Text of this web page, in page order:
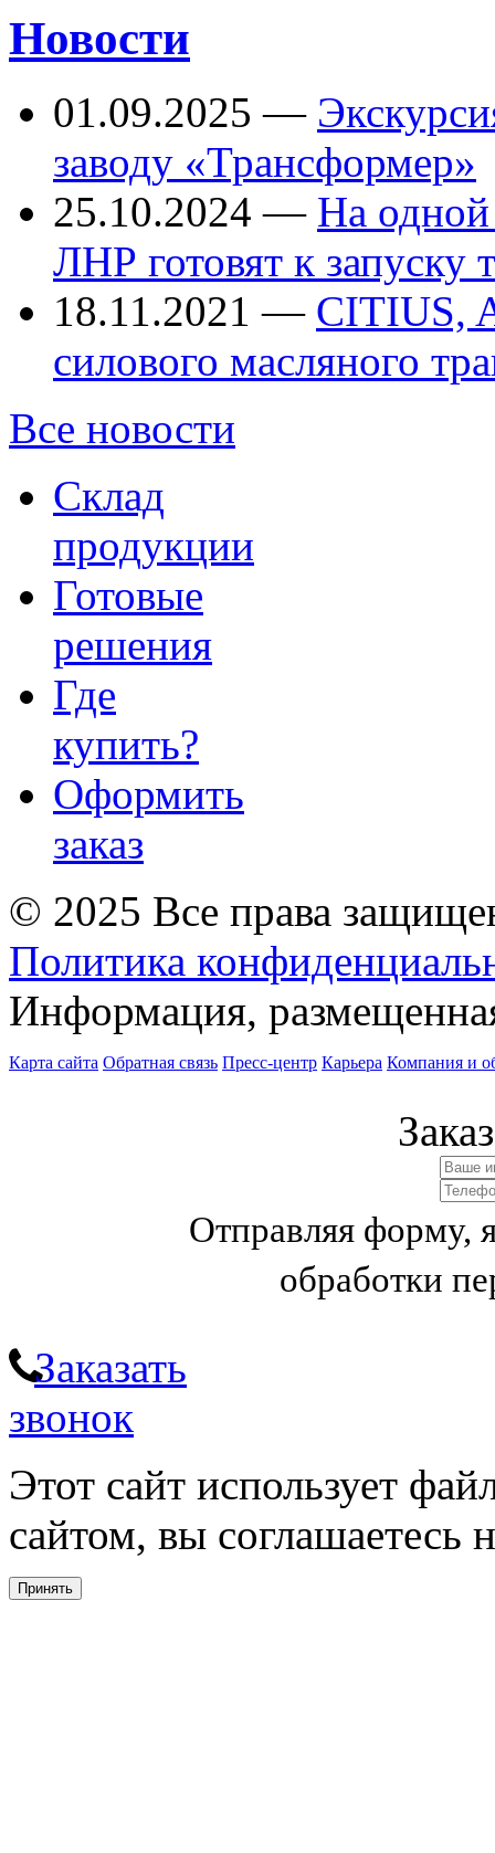
Новости
01.09.2025 —
заводу «Трансформер»
25.10.2024 — На одной
ЛНР готовят к запуску
18.11.2021 — CITIUS,
силового масляного
Все новости
Склад
продукции
Готовые
решения
Где
купить?
Оформить
заказ
© 2025 Все права
Политика
Информация,
Карта сайта Обратная связь Пресс-центр Карьера Компания и
Отправляя форму,
обработки
Заказать
звонок
Этот сайт использует
сайтом, вы соглашаетесь
Принять